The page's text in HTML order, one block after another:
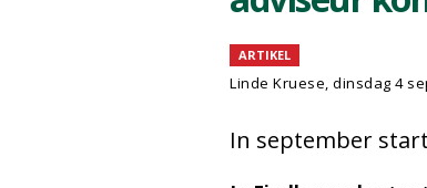
ARTIKEL
Linde Kruese, dinsdag 4
In september